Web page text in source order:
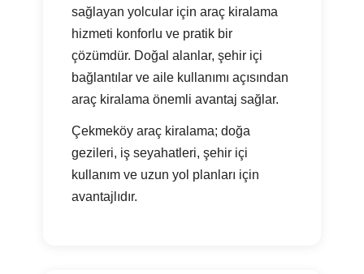
sağlayan yolcular için araç kiralama
hizmeti konforlu ve pratik bir
çözümdür. Doğal alanlar, şehir içi
bağlantılar ve aile kullanımı açısından
araç kiralama önemli avantaj sağlar.
Çekmeköy araç kiralama; doğa
gezileri, iş seyahatleri, şehir içi
kullanım ve uzun yol planları için
avantajlıdır.